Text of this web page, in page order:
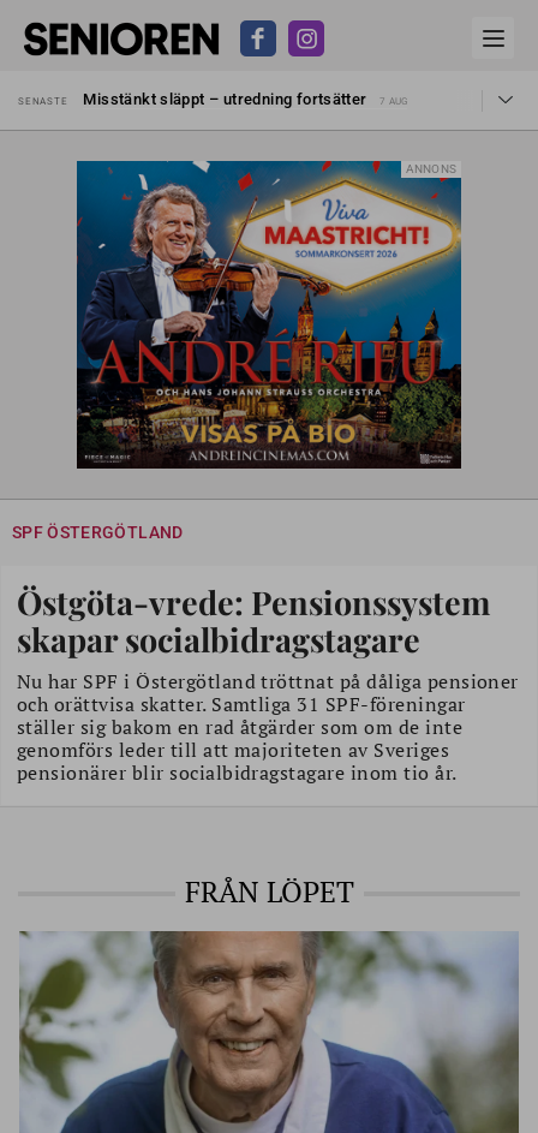
SENASTE
Misstänkt släppt – utredning fortsätter
7 AUG
Dom öppnar för rätt till garantipension
30 JUL
Snart kan telefonförsäljning förbjudas i Sverige
29 JUL
Hyror rusar ifrån äldres bostadstillägg
28 JUL
Liten höjning av garantipensionen
27 JUL
Misstänkt släppt – utredning fortsätter 7 AUG
ANNONS
SPF ÖSTERGÖTLAND
Östgöta-vrede: Pensionssystem
skapar socialbidragstagare
Nu har SPF i Östergötland tröttnat på dåliga pensioner
och orättvisa skatter. Samtliga 31 SPF-föreningar
ställer sig bakom en rad åtgärder som om de inte
genomförs leder till att majoriteten av Sveriges
pensionärer blir socialbidragstagare inom tio år.
FRÅN LÖPET